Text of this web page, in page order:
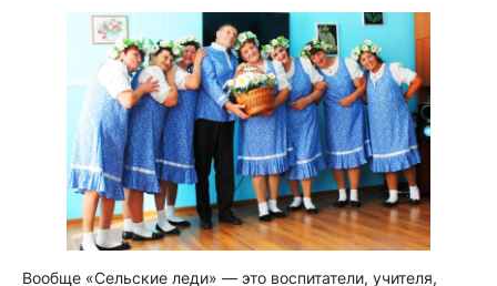
Вообще «Сельские леди» — это воспитатели, учителя,